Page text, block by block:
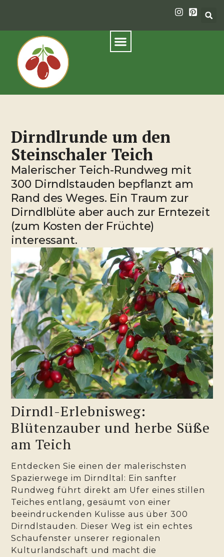
Dirndlrunde um den
Steinschaler Teich
Malerischer Teich-Rundweg mit
300 Dirndlstauden bepflanzt am
Rand des Weges. Ein Traum zur
Dirndlblüte aber auch zur Erntezeit
(zum Kosten der Früchte)
interessant.
Dirndl-Erlebnisweg:
Blütenzauber und herbe Süße
am Teich
Entdecken Sie einen der malerischsten
Spazierwege im Dirndltal: Ein sanfter
Rundweg führt direkt am Ufer eines stillen
Teiches entlang, gesäumt von einer
beeindruckenden Kulisse aus über 300
Dirndlstauden. Dieser Weg ist ein echtes
Schaufenster unserer regionalen
Kulturlandschaft und macht die